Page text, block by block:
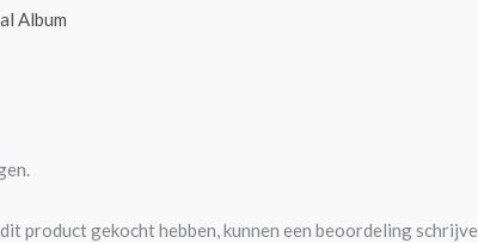
Album
product gekocht hebben, kunnen een beoordeling